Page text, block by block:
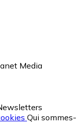
Media
Qui sommes-